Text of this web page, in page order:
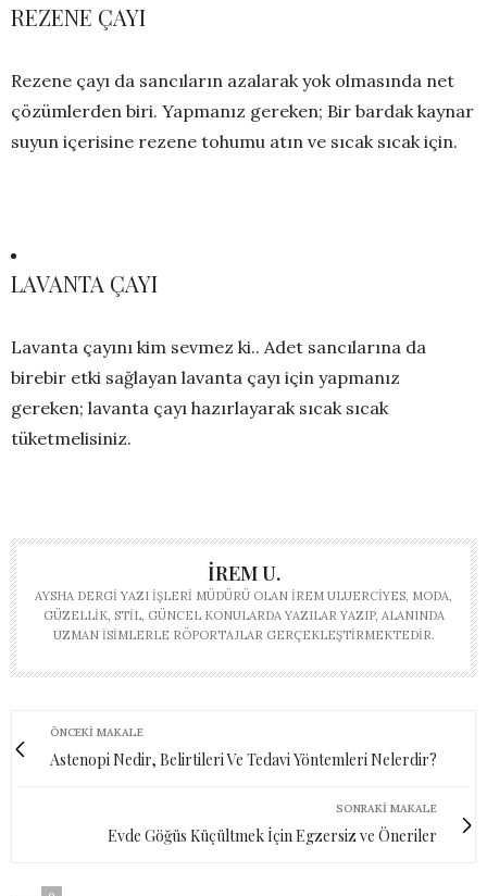
REZENE ÇAYI
Rezene çayı da sancıların azalarak yok olmasında net
çözümlerden biri. Yapmanız gereken; Bir bardak kaynar
suyun içerisine rezene tohumu atın ve sıcak sıcak için.
LAVANTA ÇAYI
Lavanta çayını kim sevmez ki.. Adet sancılarına da
birebir etki sağlayan lavanta çayı için yapmanız
gereken; lavanta çayı hazırlayarak sıcak sıcak
tüketmelisiniz.
İREM U.
AYSHA DERGI YAZI İŞLERI MÜDÜRÜ OLAN İREM ULUERCIYES, MODA,
GÜZELLIK, STIL, GÜNCEL KONULARDA YAZILAR YAZIP, ALANINDA
UZMAN ISIMLERLE RÖPORTAJLAR GERÇEKLEŞTIRMEKTEDIR.
ÖNCEKI MAKALE
Astenopi Nedir, Belirtileri Ve Tedavi Yöntemleri Nelerdir?
SONRAKI MAKALE
Evde Göğüs Küçültmek İçin Egzersiz ve Öneriler